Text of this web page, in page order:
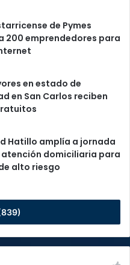
de Pymes
200 emprendedores para
en estado de
en San Carlos reciben
Hatillo amplía a jornada
domiciliaria para
alto riesgo